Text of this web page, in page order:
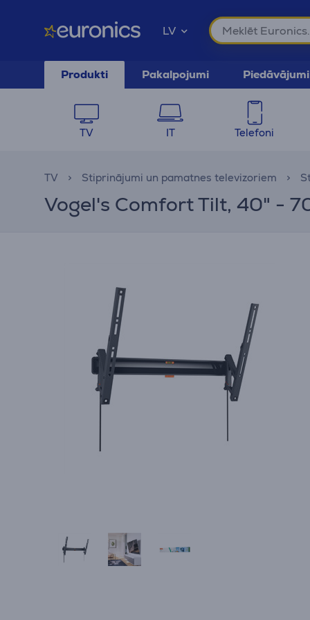
LV
Produkti Pakalpojumi Piedāvājumi
TV IT Telefoni
TV Stiprinājumi un pamatnes televizoriem
Vogel's Comfort Tilt, 40" -